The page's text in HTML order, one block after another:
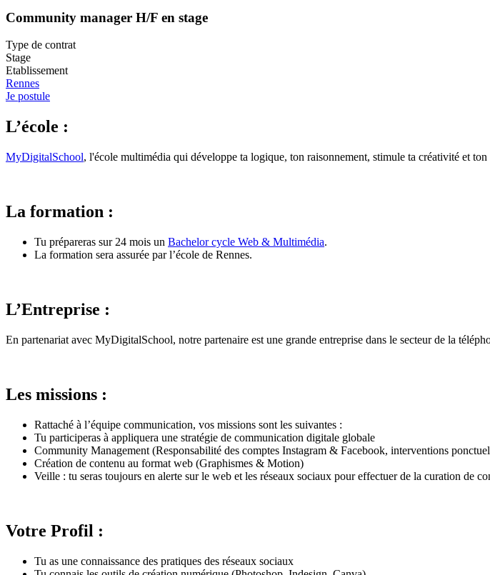
Community manager H/F en stage
Type de contrat
Stage
Etablissement
Rennes
Je postule
L’école :
MyDigitalSchool, l'école multimédia qui développe ta logique, ton raisonnement, stimule ta créativité et ton
La formation :
Tu prépareras sur 24 mois un Bachelor cycle Web & Multimédia.
La formation sera assurée par l’école de Rennes.
L’Entreprise :
En partenariat avec MyDigitalSchool, notre partenaire est une grande entreprise dans le secteur de la
Les missions :
Rattaché à l’équipe communication, vos missions sont les suivantes :
Tu participeras à appliquera une stratégie de communication digitale globale
Community Management (Responsabilité des comptes Instagram & Facebook, interventions
Création de contenu au format web (Graphismes & Motion)
Veille : tu seras toujours en alerte sur le web et les réseaux sociaux pour effectuer de la curation de
Votre Profil :
Tu as une connaissance des pratiques des réseaux sociaux